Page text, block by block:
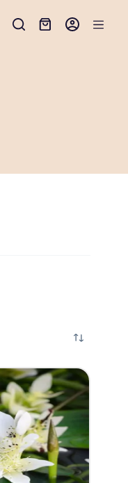
Winkelwagen